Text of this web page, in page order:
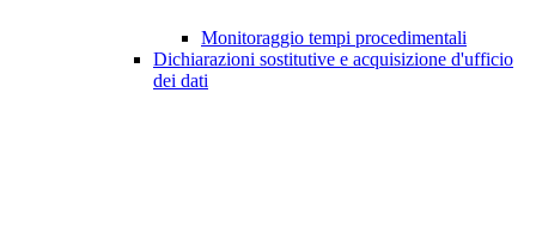
Monitoraggio tempi procedimentali
Dichiarazioni sostitutive e acquisizione d'ufficio
dei dati